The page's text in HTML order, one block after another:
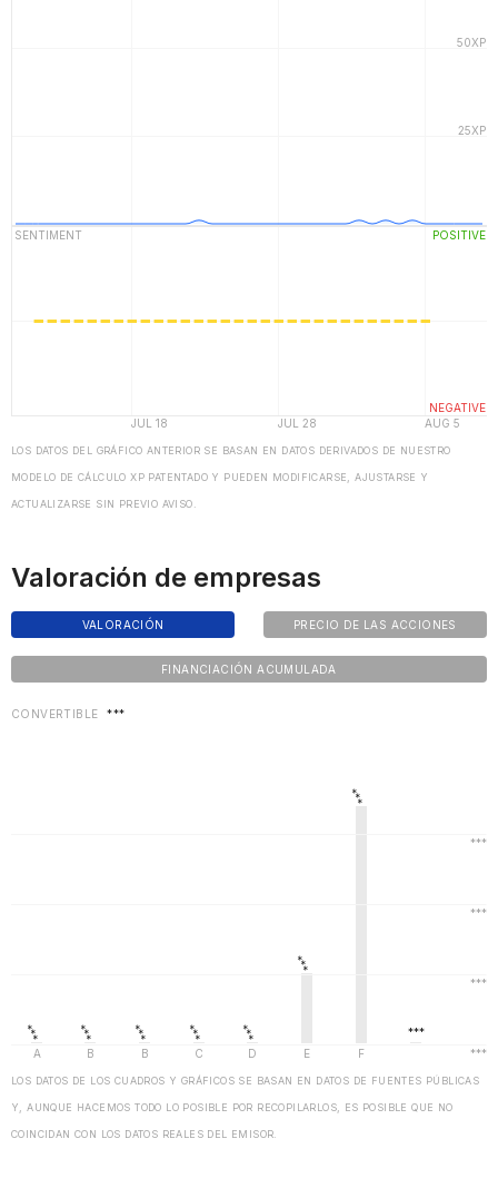
LOS DATOS DEL GRÁFICO ANTERIOR SE BASAN EN DATOS DERIVADOS DE NUESTRO
MODELO DE CÁLCULO XP PATENTADO Y PUEDEN MODIFICARSE, AJUSTARSE Y
ACTUALIZARSE SIN PREVIO AVISO.
Valoración de empresas
VALORACIÓN PRECIO DE LAS ACCIONES
FINANCIACIÓN ACUMULADA
CONVERTIBLE ***
LOS DATOS DE LOS CUADROS Y GRÁFICOS SE BASAN EN DATOS DE FUENTES PÚBLICAS
Y, AUNQUE HACEMOS TODO LO POSIBLE POR RECOPILARLOS, ES POSIBLE QUE NO
COINCIDAN CON LOS DATOS REALES DEL EMISOR.